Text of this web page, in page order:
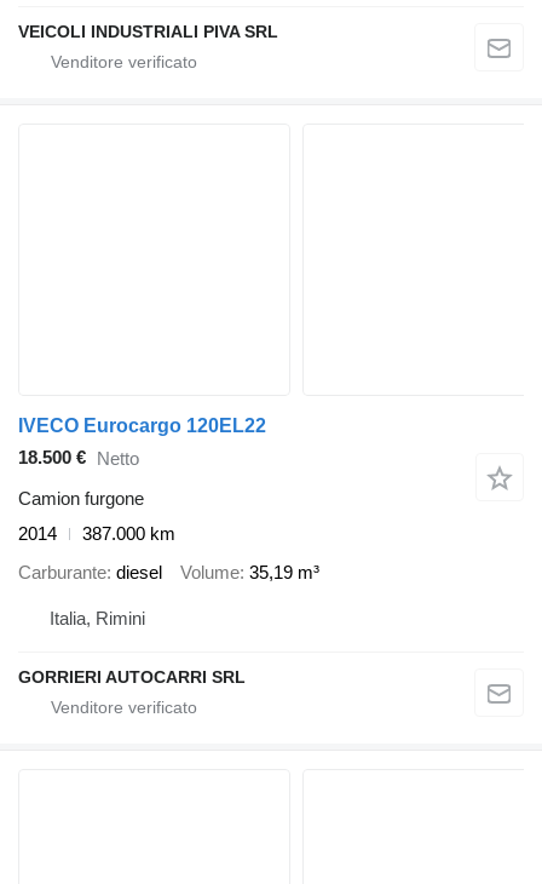
VEICOLI INDUSTRIALI PIVA SRL
IVECO Eurocargo 120EL22
18.500 € Netto
Camion furgone
2014
387.000 km
Carburante diesel Volume 35,19 m³
Italia, Rimini
GORRIERI AUTOCARRI SRL